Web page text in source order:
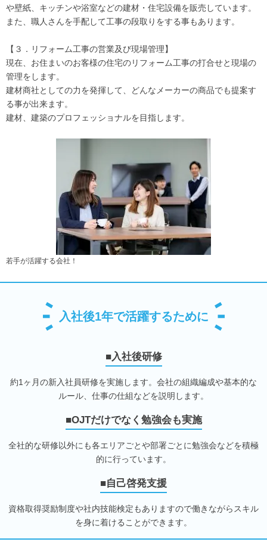
や壁紙、キッチンや浴室などの建材・住宅設備を販売しています。
また、職人さんを手配して工事の段取りをする事もあります。
【３．リフォーム工事の営業及び現場管理】
現在、お住まいのお客様の住宅のリフォーム工事の打合せと現場の
管理をします。
建材商社としての力を発揮して、どんなメーカーの商品でも提案す
る事が出来ます。
建材、建築のプロフェッショナルを目指します。
若手が活躍する会社！
入社後1年で活躍するために
■入社後研修
約1ヶ月の新入社員研修を実施します。会社の組織編成や基本的な
ルール、仕事の仕組などを説明します。
■OJTだけでなく勉強会も実施
全社的な研修以外にも各エリアごとや部署ごとに勉強会などを積極
的に行っています。
■自己啓発支援
資格取得奨励制度や社内技能検定もありますので働きながらスキル
を身に着けることができます。